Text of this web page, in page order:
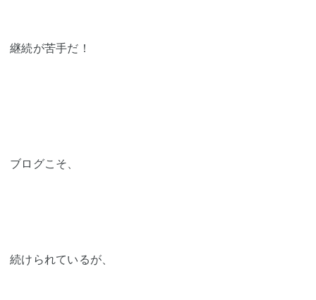
継続が苦手だ！
ブログこそ、
続けられているが、